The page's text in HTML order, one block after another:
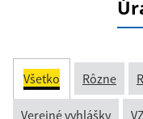
Všetko Rôzne
Verejné vyhlášky